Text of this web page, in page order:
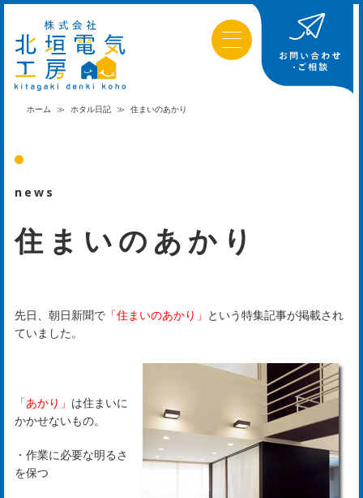
ホーム ≫ ホタル日記 ≫ 住まいのあかり
news
住まいのあかり
先日、朝日新聞で 「住まいのあかり」 という特集記事が掲載され
ていました。
「あかり」 は住まいに
かかせないもの。
・作業に必要な明るさ
を保つ